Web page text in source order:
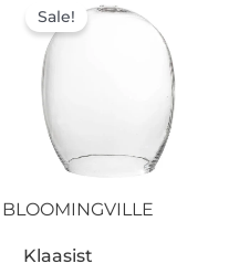
BLOOMINGVILLE
Sale!
Klaasist
hind
37,50 €.26,25